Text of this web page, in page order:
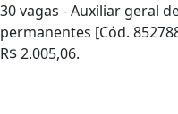
30 vagas - Auxiliar geral
permanentes [Cód.
R$ 2.005,06.